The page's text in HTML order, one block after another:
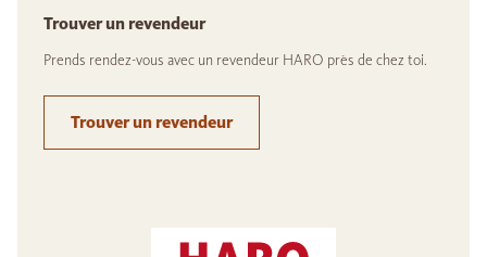
Trouver un revendeur
Prends rendez-vous avec un revendeur HARO près de chez toi.
Trouver un revendeur